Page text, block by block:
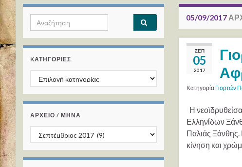
05/09/2017
ΣΕΠ
05
2017
Κατηγορία Γιορτών
Η
Ελληνίδων
Παλιάς Ξάνθης.
κίνηση και
Search for:
KΑΤΗΓΟΡΊΕΣ
Kατηγορίες
ΑΡΧΕΙΟ / ΜΗΝΑ
ΑΡΧΕΙΟ / ΜΗΝΑ